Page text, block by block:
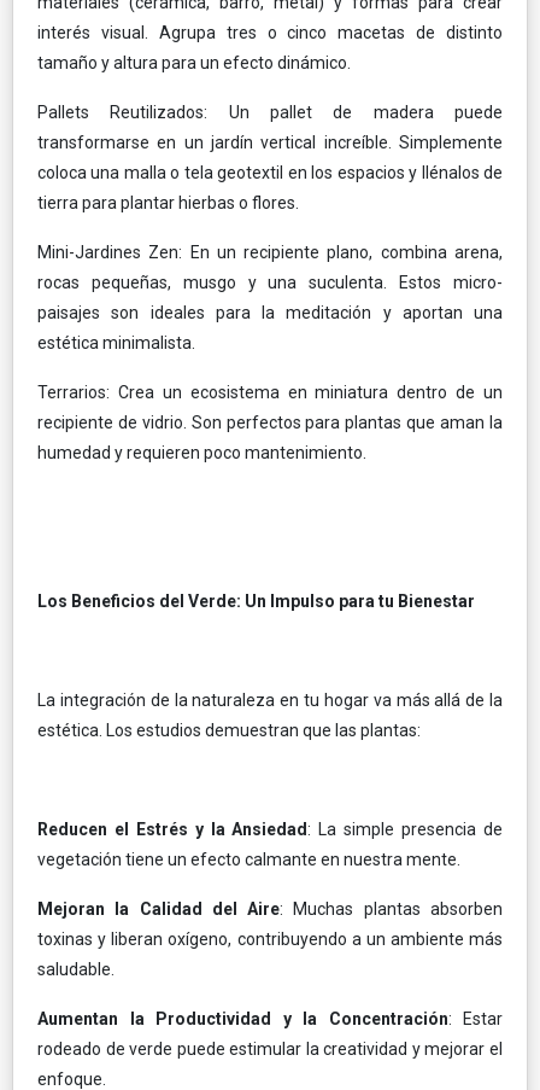
interés visual. Agrupa tres o cinco macetas de distinto
tamaño y altura para un efecto dinámico.
Pallets Reutilizados: Un pallet de madera puede
transformarse en un jardín vertical increíble. Simplemente
coloca una malla o tela geotextil en los espacios y llénalos de
tierra para plantar hierbas o flores.
Mini-Jardines Zen: En un recipiente plano, combina arena,
rocas pequeñas, musgo y una suculenta. Estos micro-
paisajes son ideales para la meditación y aportan una
estética minimalista.
Terrarios: Crea un ecosistema en miniatura dentro de un
recipiente de vidrio. Son perfectos para plantas que aman la
humedad y requieren poco mantenimiento.
Los Beneficios del Verde: Un Impulso para tu Bienestar
La integración de la naturaleza en tu hogar va más allá de la
estética. Los estudios demuestran que las plantas:
Reducen el Estrés y la Ansiedad: La simple presencia de
vegetación tiene un efecto calmante en nuestra mente.
Mejoran la Calidad del Aire: Muchas plantas absorben
toxinas y liberan oxígeno, contribuyendo a un ambiente más
saludable.
Aumentan la Productividad y la Concentración: Estar
rodeado de verde puede estimular la creatividad y mejorar el
enfoque.